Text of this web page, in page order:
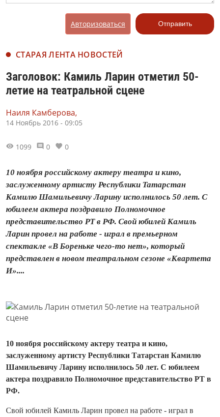
Авторизоваться Отправить
СТАРАЯ ЛЕНТА НОВОСТЕЙ
Заголовок: Камиль Ларин отметил 50-
летие на театральной сцене
Наиля Камберова,
14 Ноябрь 2016 - 09:05
1099 0 0
10 ноября российскому актеру театра и кино,
заслуженному артисту Республики Татарстан
Камилю Шамильевичу Ларину исполнилось 50 лет. С
юбилеем актера поздравило Полномочное
представительство РТ в РФ. Свой юбилей Камиль
Ларин провел на работе - играл в премьерном
спектакле «В Бореньке чего-то нет», который
представлен в новом театральном сезоне «Квартета
И»....
10 ноября российскому актеру театра и кино,
заслуженному артисту Республики Татарстан Камилю
Шамильевичу Ларину исполнилось 50 лет. С юбилеем
актера поздравило Полномочное представительство РТ в
РФ.
Свой юбилей Камиль Ларин провел на работе - играл в